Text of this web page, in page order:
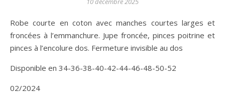
Robe courte en coton avec manches courtes larges et
froncées à l’emmanchure. Jupe froncée, pinces poitrine et
pinces à l’encolure dos. Fermeture invisible au dos
Disponible en 34-36-38-40-42-44-46-48-50-52
02/2024